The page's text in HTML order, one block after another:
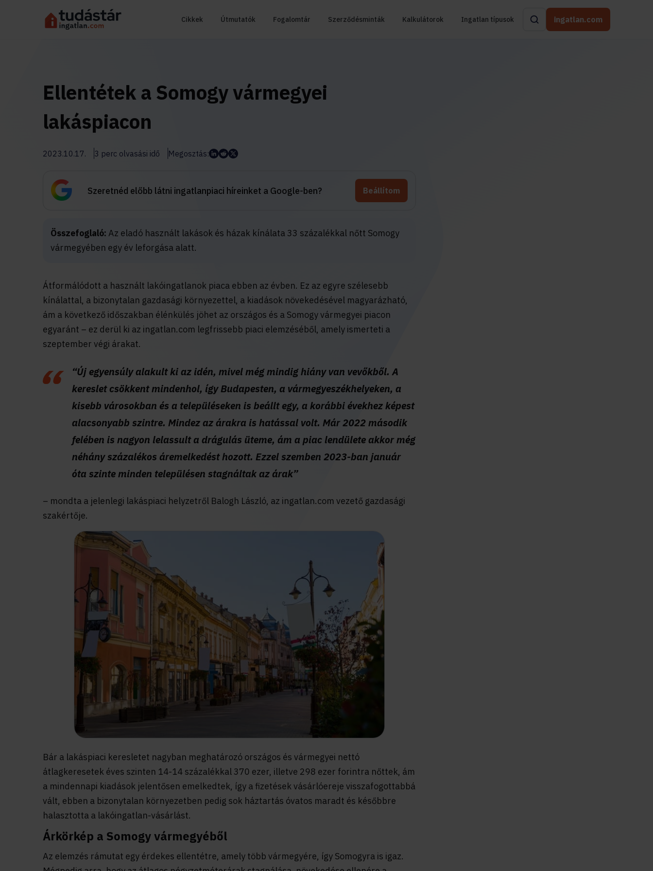
Cikkek Útmutatók Fogalomtár Szerződésminták Kalkulátorok Ingatlan típusok ingatlan.com
Ellentétek a Somogy vármegyei
lakáspiacon
2023.10.17. 3 perc olvasási idő Megosztás:
Szeretnéd előbb látni ingatlanpiaci híreinket a Google-ben? Beállítom
Összefoglaló: Az eladó használt lakások és házak kínálata 33 százalékkal nőtt Somogy
vármegyében egy év leforgása alatt.
Átformálódott a használt lakóingatlanok piaca ebben az évben. Ez az egyre szélesebb
kínálattal, a bizonytalan gazdasági környezettel, a kiadások növekedésével magyarázható,
ám a következő időszakban élénkülés jöhet az országos és a Somogy vármegyei piacon
egyaránt – ez derül ki az ingatlan.com legfrissebb piaci elemzéséből, amely ismerteti a
szeptember végi árakat.
“Új egyensúly alakult ki az idén, mivel még mindig hiány van vevőkből. A
kereslet csökkent mindenhol, így Budapesten, a vármegyeszékhelyeken, a
kisebb városokban és a településeken is beállt egy, a korábbi évekhez képest
alacsonyabb szintre. Mindez az árakra is hatással volt. Már 2022 második
felében is nagyon lelassult a drágulás üteme, ám a piac lendülete akkor még
néhány százalékos áremelkedést hozott. Ezzel szemben 2023-ban január
óta szinte minden településen stagnáltak az árak”
– mondta a jelenlegi lakáspiaci helyzetről Balogh László, az ingatlan.com vezető gazdasági
szakértője.
Bár a lakáspiaci keresletet nagyban meghatározó országos és vármegyei nettó
átlagkeresetek éves szinten 14-14 százalékkal 370 ezer, illetve 298 ezer forintra nőttek, ám
a mindennapi kiadások jelentősen emelkedtek, így a fizetések vásárlóereje visszafogottabbá
vált, ebben a bizonytalan környezetben pedig sok háztartás óvatos maradt és későbbre
halasztotta a lakóingatlan-vásárlást.
Árkörkép a Somogy vármegyéből
Az elemzés rámutat egy érdekes ellentétre, amely több vármegyére, így Somogyra is igaz.